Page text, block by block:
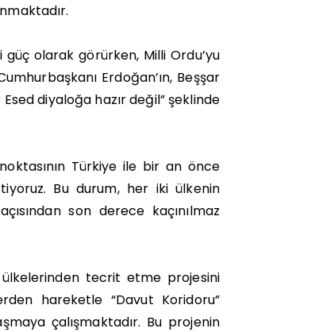
güç olarak görürken, Milli Ordu’yu
Erdoğan’ın, Beşşar
diyaloğa hazır değil” şeklinde
noktasının Türkiye ile bir an önce
Bu durum, her iki ülkenin
son derece kaçınılmaz
ülkelerinden tecrit etme projesini
hareketle “Davut Koridoru”
çalışmaktadır. Bu projenin